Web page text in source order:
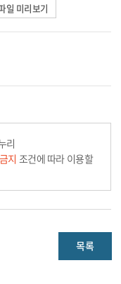
일 미리보기
리
지 조건에 따라 이용할
목록